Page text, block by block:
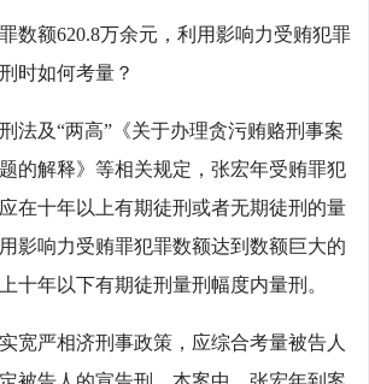
额620.8万余元，利用影响力受贿犯罪
时如何考量？
及“两高”《关于办理贪污贿赂刑事案
的解释》等相关规定，张宏年受贿罪犯
在十年以上有期徒刑或者无期徒刑的量
影响力受贿罪犯罪数额达到数额巨大的
十年以下有期徒刑量刑幅度内量刑。
严相济刑事政策，应综合考量被告人